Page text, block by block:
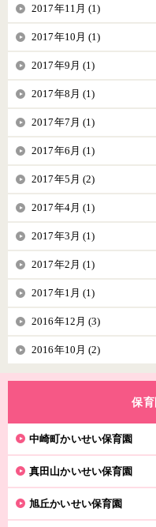
2017年11月 (1)
2017年10月 (1)
2017年9月 (1)
2017年8月 (1)
2017年7月 (1)
2017年6月 (1)
2017年5月 (2)
2017年4月 (1)
2017年3月 (1)
2017年2月 (1)
2017年1月 (1)
2016年12月 (3)
2016年10月 (2)
保
中崎町かいせい保育園
真田山かいせい保育園
旭丘かいせい保育園